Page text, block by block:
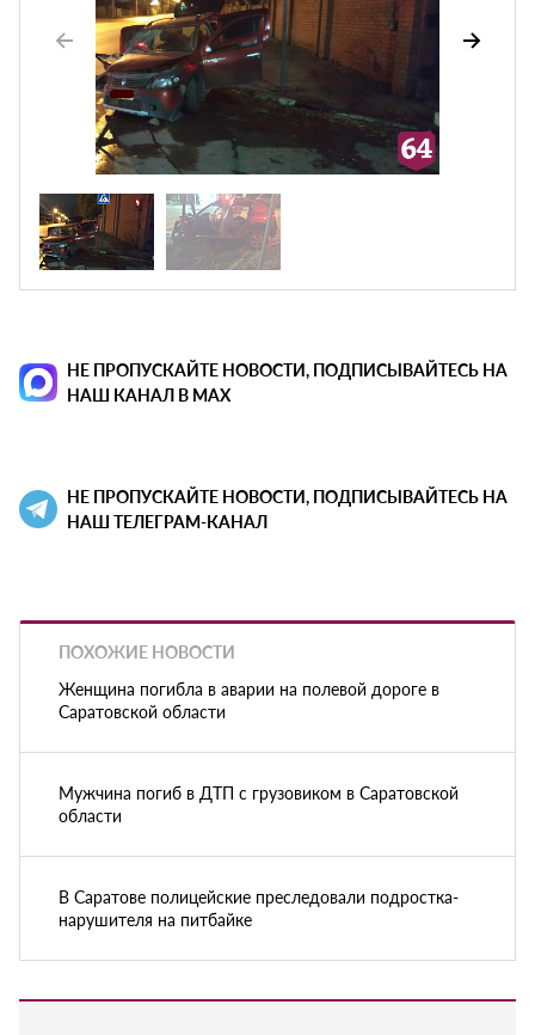
НЕ ПРОПУСКАЙТЕ НОВОСТИ, ПОДПИСЫВАЙТЕСЬ НА
НАШ КАНАЛ В MAX
НЕ ПРОПУСКАЙТЕ НОВОСТИ, ПОДПИСЫВАЙТЕСЬ НА
НАШ ТЕЛЕГРАМ-КАНАЛ
ПОХОЖИЕ НОВОСТИ
Женщина погибла в аварии на полевой дороге в
Саратовской области
Мужчина погиб в ДТП с грузовиком в Саратовской
области
В Саратове полицейские преследовали подростка-
нарушителя на питбайке